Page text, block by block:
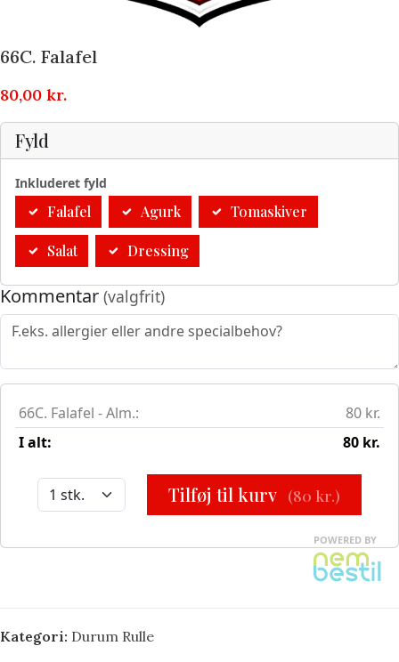
66C. Falafel
80,00 kr.
Kategori: Durum Rulle